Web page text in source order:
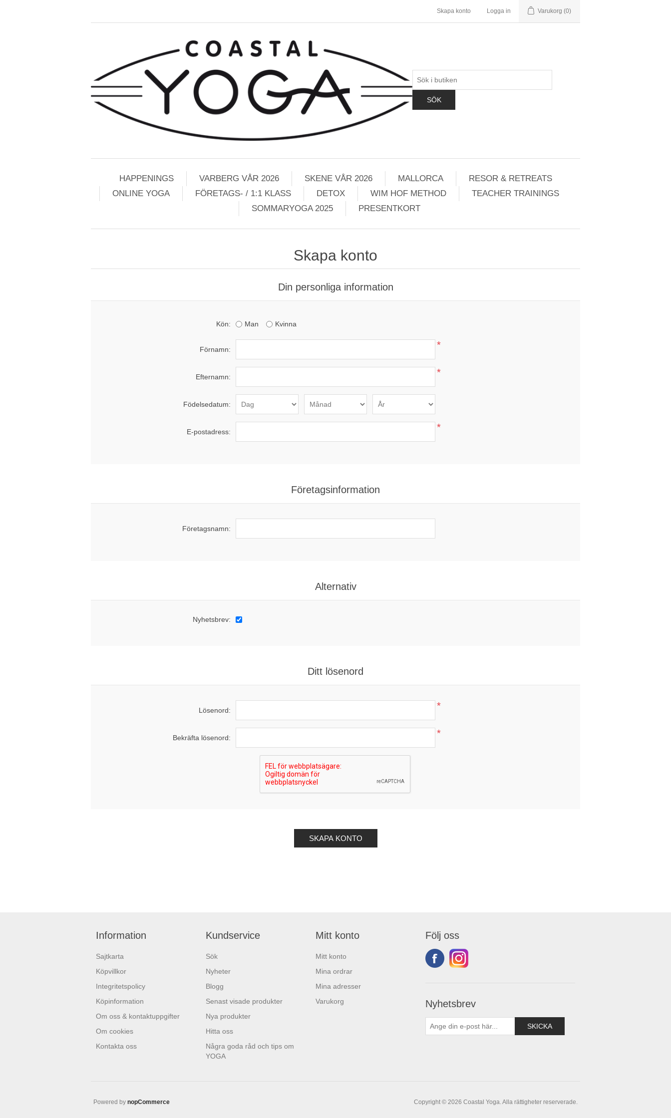
Skapa konto Logga in Varukorg (0)
HAPPENINGS VARBERG VÅR 2026 SKENE VÅR 2026 MALLORCA
RESOR & RETREATS
ONLINE YOGA
FÖRETAGS- / 1:1 KLASS DETOX WIM HOF METHOD
TEACHER TRAININGS
SOMMARYOGA 2025
PRESENTKORT
Skapa konto
Din personliga information
Kön: Man Kvinna
Förnamn: *
Efternamn: *
Födelsedatum:
E-postadress: *
Företagsinformation
Företagsnamn:
Alternativ
Nyhetsbrev:
Ditt lösenord
Lösenord: *
Bekräfta lösenord: *
Information
Sajtkarta
Köpvillkor
Integritetspolicy
Köpinformation
Om oss & kontaktuppgifter
Om cookies
Kontakta oss
Kundservice
Sök
Nyheter
Blogg
Senast visade produkter
Nya produkter
Hitta oss
Några goda råd och tips om
YOGA
Mitt konto
Mitt konto
Mina ordrar
Mina adresser
Varukorg
Följ oss
Nyhetsbrev
Copyright © 2026 Coastal Yoga. Alla rättigheter reserverade.
Powered by nopCommerce